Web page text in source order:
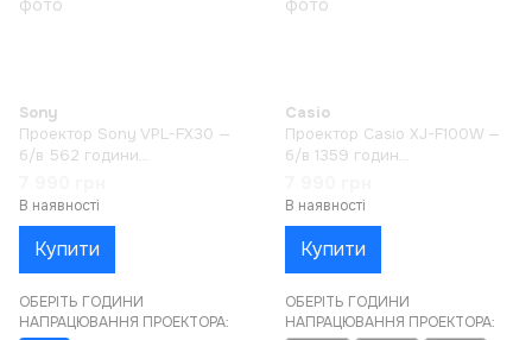
Sony
Проектор Sony VPL-FX30 —
б/в 562 години
В наявності
Купити
ОБЕРІТЬ ГОДИНИ
НАПРАЦЮВАННЯ ПРОЕКТОРА:
Casio
Проектор Casio XJ-F100W —
б/в 1359 годин
В наявності
Купити
ОБЕРІТЬ ГОДИНИ
НАПРАЦЮВАННЯ ПРОЕКТОРА: